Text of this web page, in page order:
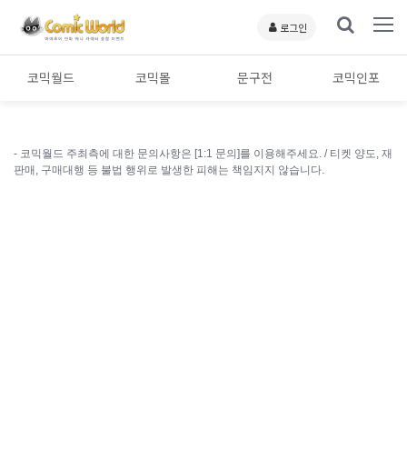
로그인
코믹월드 코믹몰 문구전 코믹인포
- 코믹월드 주최측에 대한 문의사항은 [1:1 문의]를 이용해주세요. / 티켓 양도, 재
판매, 구매대행 등 불법 행위로 발생한 피해는 책임지지 않습니다.